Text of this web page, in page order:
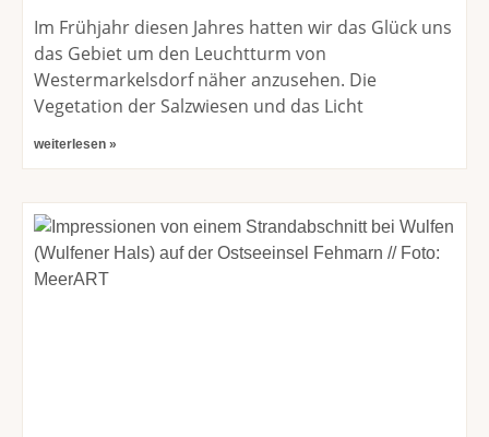
Im Frühjahr diesen Jahres hatten wir das Glück uns
das Gebiet um den Leuchtturm von
Westermarkelsdorf näher anzusehen. Die
Vegetation der Salzwiesen und das Licht
weiterlesen »